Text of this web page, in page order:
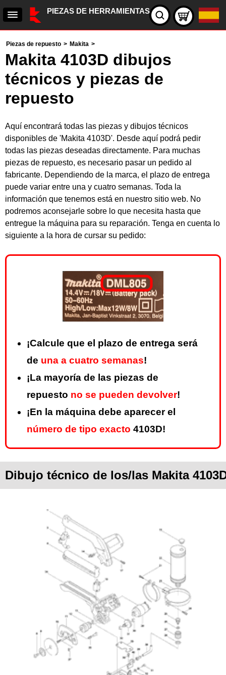
PIEZAS DE HERRAMIENTAS
Piezas de repuesto > Makita >
Makita 4103D dibujos
técnicos y piezas de
repuesto
Aquí encontrará todas las piezas y dibujos técnicos
disponibles de 'Makita 4103D'. Desde aquí podrá pedir
todas las piezas deseadas directamente. Para muchas
piezas de repuesto, es necesario pasar un pedido al
fabricante. Dependiendo de la marca, el plazo de entrega
puede variar entre una y cuatro semanas. Toda la
información que tenemos está en nuestro sitio web. No
podremos aconsejarle sobre lo que necesita hasta que
entregue la máquina para su reparación. Tenga en cuenta lo
siguiente a la hora de cursar su pedido:
¡Calcule que el plazo de entrega será
de una a cuatro semanas!
¡La mayoría de las piezas de
repuesto no se pueden devolver!
¡En la máquina debe aparecer el
número de tipo exacto 4103D!
Dibujo técnico de los/las Makita